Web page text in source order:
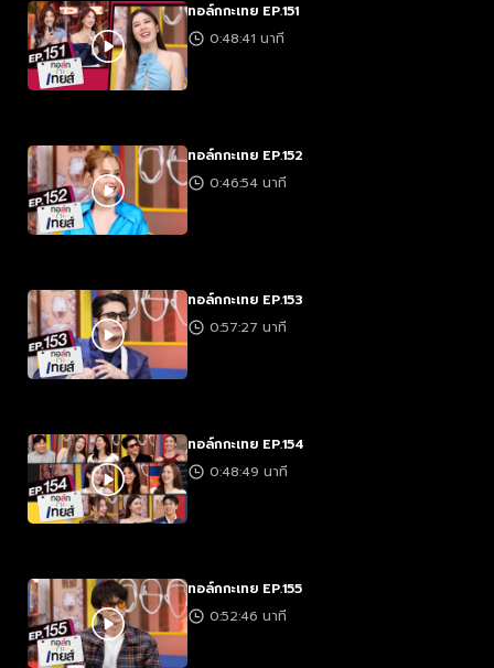
ทอล์กกะเทย EP.151
0:48:41 นาที
ทอล์กกะเทย EP.152
0:46:54 นาที
ทอล์กกะเทย EP.153
0:57:27 นาที
ทอล์กกะเทย EP.154
0:48:49 นาที
ทอล์กกะเทย EP.155
0:52:46 นาที